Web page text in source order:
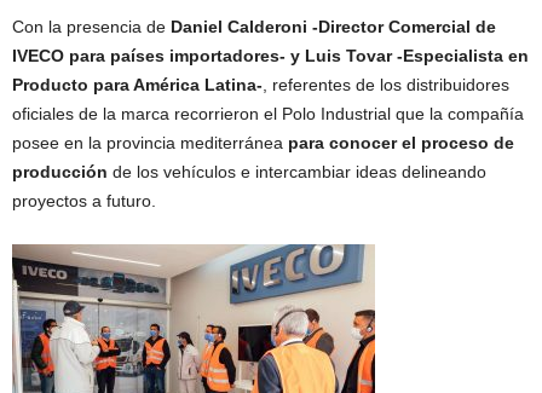
Con la presencia de Daniel Calderoni -Director Comercial de
IVECO para países importadores- y Luis Tovar -Especialista en
Producto para América Latina-, referentes de los distribuidores
oficiales de la marca recorrieron el Polo Industrial que la compañía
posee en la provincia mediterránea para conocer el proceso de
producción de los vehículos e intercambiar ideas delineando
proyectos a futuro.